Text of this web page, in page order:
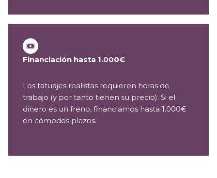
Financiación hasta 1.000€
Los tatuajes realistas requieren horas de
trabajo (y por tanto tienen su precio). Si el
dinero es un freno, financiamos hasta 1.000€
en cómodos plazos.